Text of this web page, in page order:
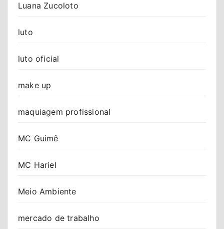
Luana Zucoloto
luto
luto oficial
make up
maquiagem profissional
MC Guimê
MC Hariel
Meio Ambiente
mercado de trabalho